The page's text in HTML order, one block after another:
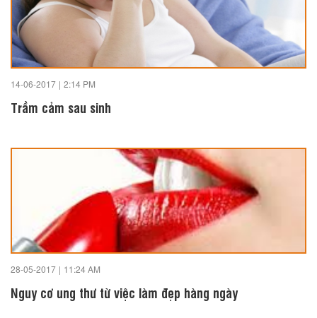
14-06-2017 | 2:14 PM
Trầm cảm sau sinh
28-05-2017 | 11:24 AM
Nguy cơ ung thư từ việc làm đẹp hàng ngày